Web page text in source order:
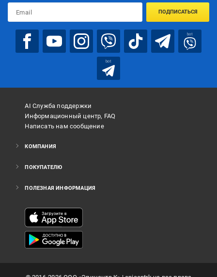
ПОДПИСАТЬСЯ
bot
bot
AI Служба поддержки
Информационный центр, FAQ
Написать нам сообщение
КОМПАНИЯ
ПОКУПАТЕЛЮ
ПОЛЕЗНАЯ ИНФОРМАЦИЯ